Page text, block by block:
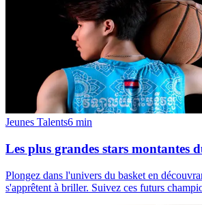
Jeunes Talents6 min
Les plus grandes stars montantes
Plongez dans l'univers du basket en
s'apprêtent à briller. Suivez ces futurs